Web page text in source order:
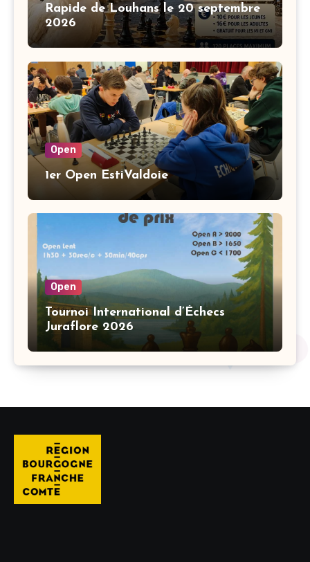
Rapide de Louhans le 20 septembre
2026
Open
1er Open EstiValdoie
Open
Tournoi International d’Échecs
Juraflore 2026